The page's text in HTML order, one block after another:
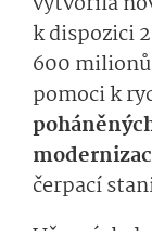
k dispozici
600
pomoci k
čerpací